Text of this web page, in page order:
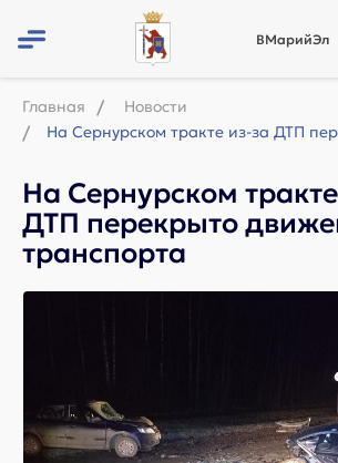
ВМарийЭл
Главная
Новости
На Сернурском
ДТП перекрыто
транспорта